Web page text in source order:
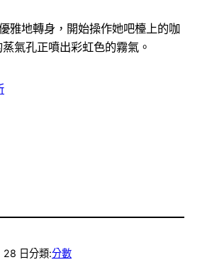
雅地轉身，開始操作她吧檯上的咖
氣孔正噴出彩虹色的霧氣。
28 日分類:分數